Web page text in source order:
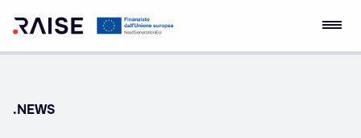
Skip
RAISE
Empowerment
.NEWS